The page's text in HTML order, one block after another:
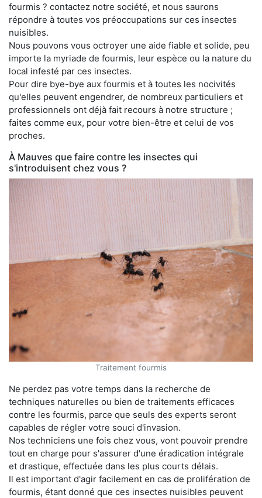
fourmis ? contactez notre société, et nous saurons
répondre à toutes vos préoccupations sur ces insectes
nuisibles.
Nous pouvons vous octroyer une aide fiable et solide, peu
importe la myriade de fourmis, leur espèce ou la nature du
local infesté par ces insectes.
Pour dire bye-bye aux fourmis et à toutes les nocivités
qu'elles peuvent engendrer, de nombreux particuliers et
professionnels ont déjà fait recours à notre structure ;
faites comme eux, pour votre bien-être et celui de vos
proches.
À Mauves que faire contre les insectes qui
s'introduisent chez vous ?
Traitement fourmis
Ne perdez pas votre temps dans la recherche de
techniques naturelles ou bien de traitements efficaces
contre les fourmis, parce que seuls des experts seront
capables de régler votre souci d'invasion.
Nos techniciens une fois chez vous, vont pouvoir prendre
tout en charge pour s'assurer d'une éradication intégrale
et drastique, effectuée dans les plus courts délais.
Il est important d'agir facilement en cas de prolifération de
fourmis, étant donné que ces insectes nuisibles peuvent